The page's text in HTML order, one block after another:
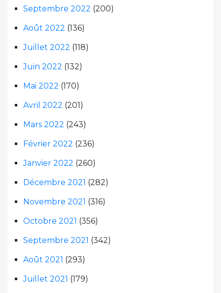
Septembre 2022 (200)
Août 2022 (136)
Juillet 2022 (118)
Juin 2022 (132)
Mai 2022 (170)
Avril 2022 (201)
Mars 2022 (243)
Février 2022 (236)
Janvier 2022 (260)
Décembre 2021 (282)
Novembre 2021 (316)
Octobre 2021 (356)
Septembre 2021 (342)
Août 2021 (293)
Juillet 2021 (179)